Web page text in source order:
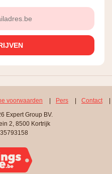
voorwaarden | Pers | Contact
|
Expert Group BV.
2, 8500 Kortrijk